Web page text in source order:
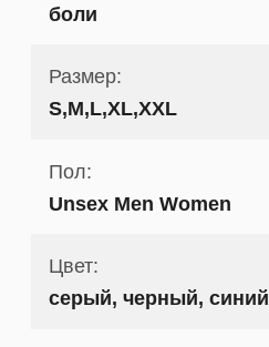
боли
Размер:
S,M,L,XL,XXL
Пол:
Unsex Men Women
Цвет:
серый, черный, синий